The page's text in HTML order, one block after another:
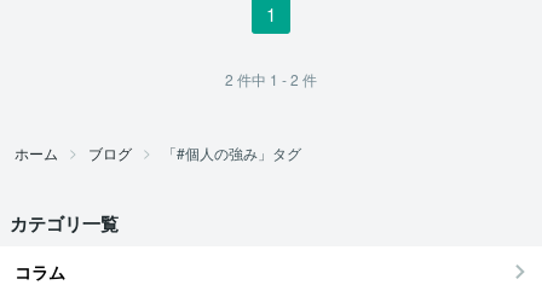
1
2 件中 1 - 2 件
ホーム ブログ 「#個人の強み」タグ
カテゴリ一覧
コラム